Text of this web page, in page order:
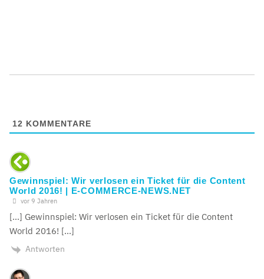
12 KOMMENTARE
Gewinnspiel: Wir verlosen ein Ticket für die Content
World 2016! | E-COMMERCE-NEWS.NET
vor 9 Jahren
[…] Gewinnspiel: Wir verlosen ein Ticket für die Content
World 2016! […]
Antworten